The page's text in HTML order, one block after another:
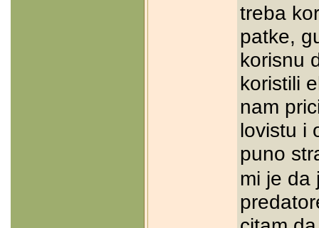
treba
patke,
korisnu
koristili
nam
lovistu i
puno
mi je da